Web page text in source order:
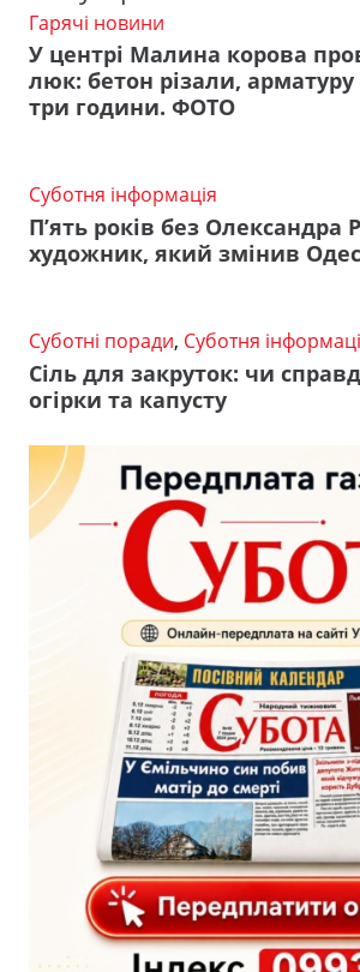
Гарячі новини
У центрі Малина корова
люк: бетон різали,
три години. ФОТО
Суботня інформація
П’ять років без Олександра
художник, який змінив
Суботні поради, Суботня
Сіль для закруток: чи
огірки та капусту